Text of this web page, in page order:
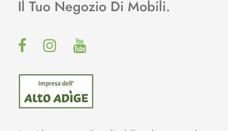
Il Tuo Negozio Di Mobili.